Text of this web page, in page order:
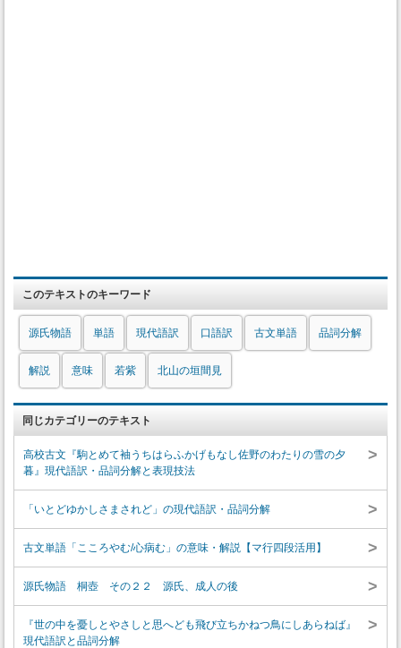
このテキストのキーワード
源氏物語 単語 現代語訳 口語訳 古文単語 品詞分解
解説 意味 若紫 北山の垣間見
同じカテゴリーのテキスト
高校古文『駒とめて袖うちはらふかげもなし佐野のわたりの雪の夕
暮』現代語訳・品詞分解と表現技法
>
「いとどゆかしさまされど」の現代語訳・品詞分解 >
古文単語「こころやむ/心病む」の意味・解説【マ行四段活用】 >
源氏物語 桐壺 その２２ 源氏、成人の後 >
『世の中を憂しとやさしと思へども飛び立ちかねつ鳥にしあらねば』
現代語訳と品詞分解
>